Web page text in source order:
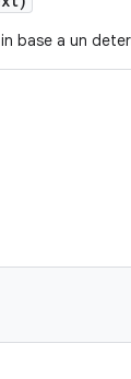
base a un